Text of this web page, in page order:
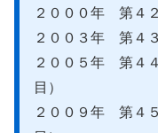
２０００年 第４
２００３年 第４
２００５年 第４
目）
２００９年 第４